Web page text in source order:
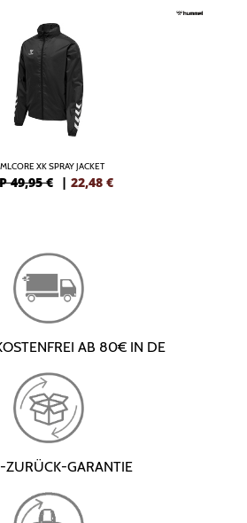
XK SPRAY JACKET
49,95 € | 22,48 €
AB 80€ IN DE
ZURÜCK-GARANTIE